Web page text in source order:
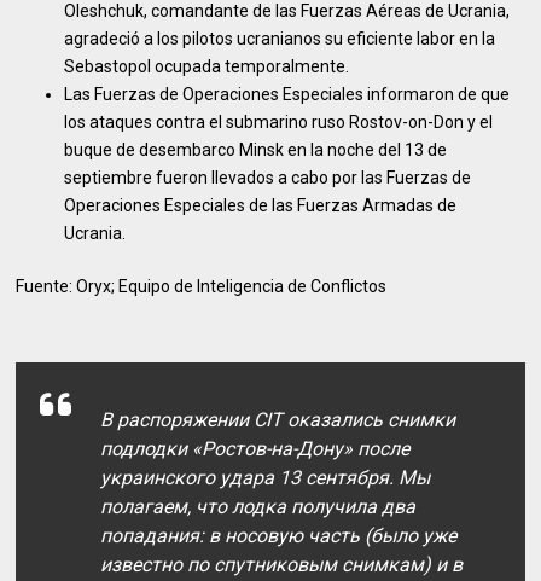
Oleshchuk, comandante de las Fuerzas Aéreas de Ucrania,
agradeció a los pilotos ucranianos su eficiente labor en la
Sebastopol ocupada temporalmente.
Las Fuerzas de Operaciones Especiales informaron de que
los ataques contra el submarino ruso Rostov-on-Don y el
buque de desembarco Minsk en la noche del 13 de
septiembre fueron llevados a cabo por las Fuerzas de
Operaciones Especiales de las Fuerzas Armadas de
Ucrania.
Fuente: Oryx; Equipo de Inteligencia de Conflictos
В распоряжении CIT оказались снимки
подлодки «Ростов-на-Дону» после
украинского удара 13 сентября. Мы
полагаем, что лодка получила два
попадания: в носовую часть (было уже
известно по спутниковым снимкам) и в